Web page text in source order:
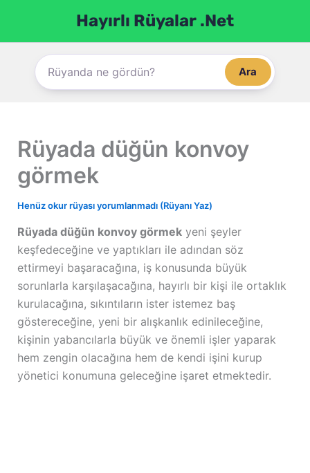
Hayırlı Rüyalar .Net
Ara
Rüyada düğün konvoy
görmek
Henüz okur rüyası yorumlanmadı (Rüyanı Yaz)
Rüyada düğün konvoy görmekyeni şeyler
keşfedeceğine ve yaptıkları ile adından söz
ettirmeyi başaracağına, iş konusunda büyük
sorunlarla karşılaşacağına, hayırlı bir kişi ile ortaklık
kurulacağına, sıkıntıların ister istemez baş
göstereceğine, yeni bir alışkanlık edinileceğine,
kişinin yabancılarla büyük ve önemli işler yaparak
hem zengin olacağına hem de kendi işini kurup
yönetici konumuna geleceğine işaret etmektedir.